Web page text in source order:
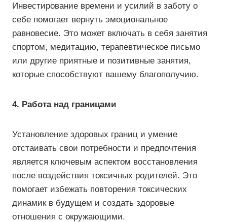
Инвестирование времени и усилий в заботу о
себе помогает вернуть эмоциональное
равновесие. Это может включать в себя занятия
спортом, медитацию, терапевтическое письмо
или другие приятные и позитивные занятия,
которые способствуют вашему благополучию.
4. Работа над границами
Установление здоровых границ и умение
отстаивать свои потребности и предпочтения
является ключевым аспектом восстановления
после воздействия токсичных родителей. Это
помогает избежать повторения токсических
динамик в будущем и создать здоровые
отношения с окружающими.